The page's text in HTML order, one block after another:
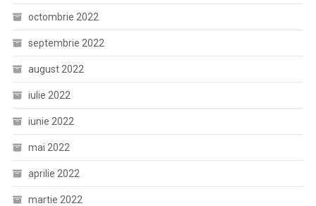
octombrie 2022
septembrie 2022
august 2022
iulie 2022
iunie 2022
mai 2022
aprilie 2022
martie 2022